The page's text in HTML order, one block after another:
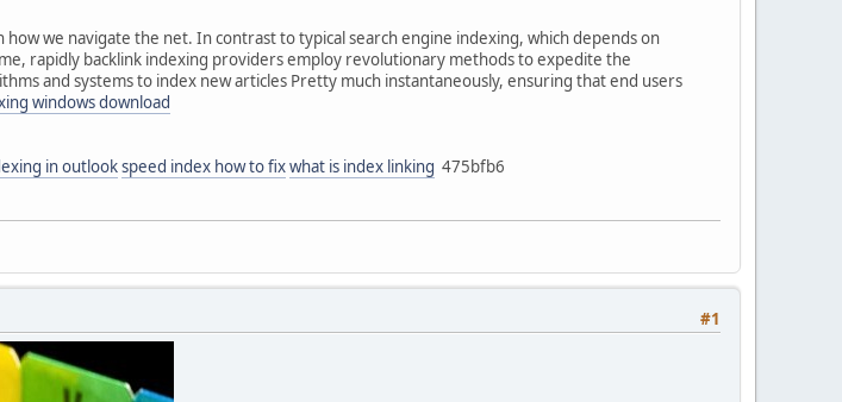
we navigate the net. In contrast to typical search engine indexing, which depends on
rapidly backlink indexing providers employ revolutionary methods to expedite the
and systems to index new articles Pretty much instantaneously, ensuring that end users
windows download
in outlookspeed index how to fixwhat is index linking 475bfb6
#1